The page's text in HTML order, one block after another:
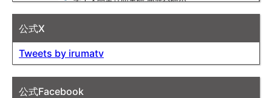
公式X
Tweets by irumatv
公式Facebook